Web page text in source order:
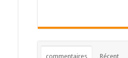
commentaires Récent